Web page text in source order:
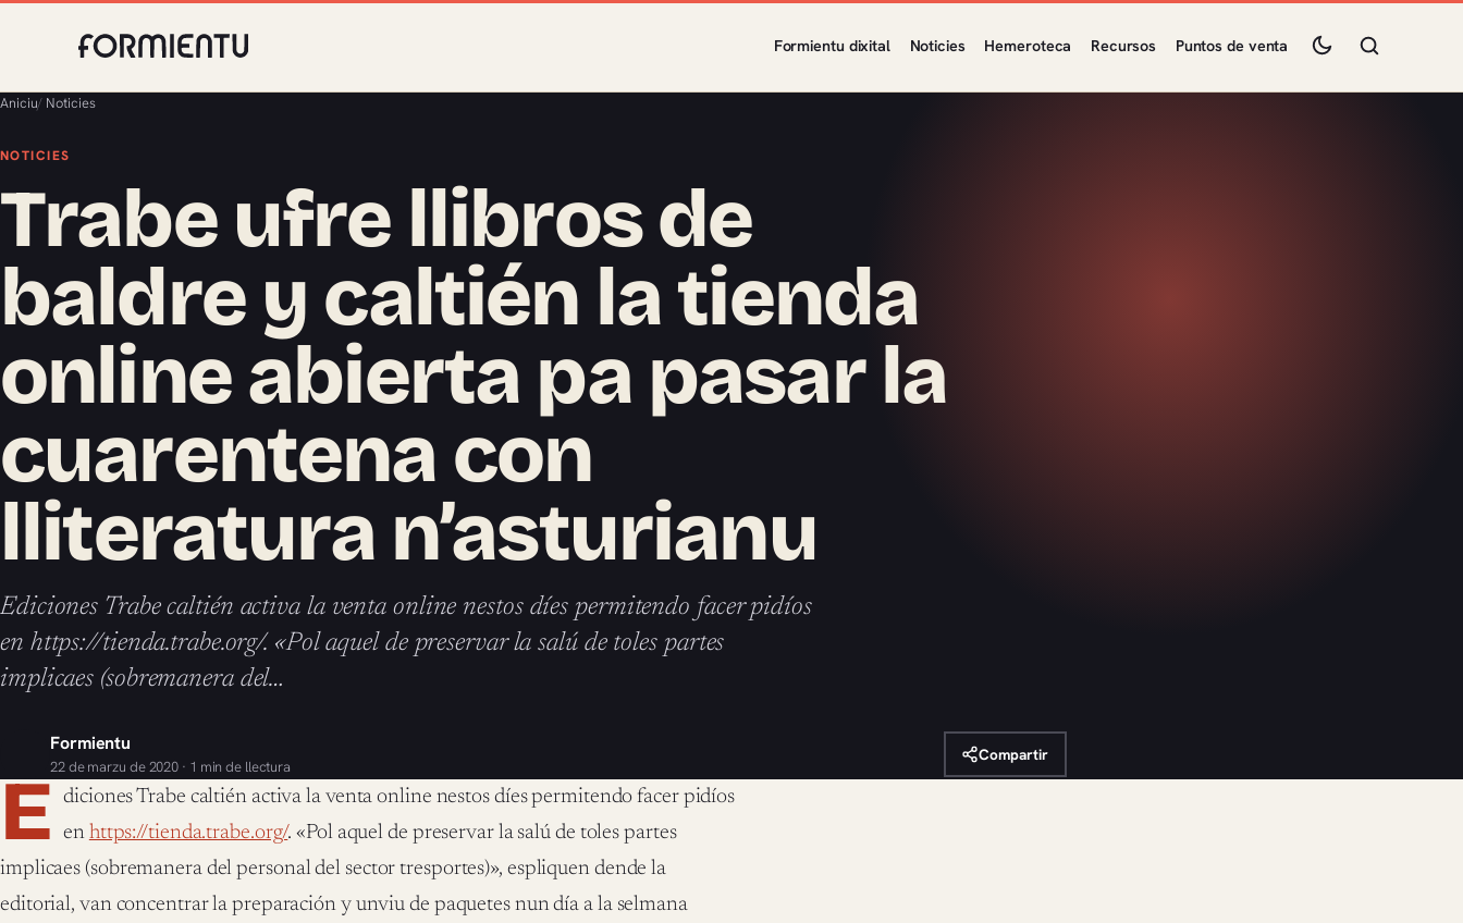
Formientu dixital Noticies Hemeroteca Recursos Puntos de venta
Aniciu/ Noticies
NOTICIES
Trabe ufre llibros de
baldre y caltién la tienda
online abierta pa pasar la
cuarentena con
lliteratura n’asturianu
Ediciones Trabe caltién activa la venta online nestos díes permitendo facer pidíos
en https://tienda.trabe.org/. «Pol aquel de preservar la salú de toles partes
implicaes (sobremanera del…
Formientu
22 de marzu de 2020 · 1 min de llectura
Compartir
E diciones Trabe caltién activa la venta online nestos díes permitendo facer pidíos
en https://tienda.trabe.org/. «Pol aquel de preservar la salú de toles partes
implicaes (sobremanera del personal del sector tresportes)», espliquen dende la
editorial, van concentrar la preparación y unviu de paquetes nun día a la selmana